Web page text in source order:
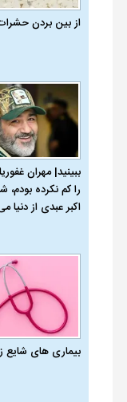
از بین بردن
ببینید| مهران
را کم نکرده بودم،
اکبر عبدی از دنیا
بیماری‌ های شایع